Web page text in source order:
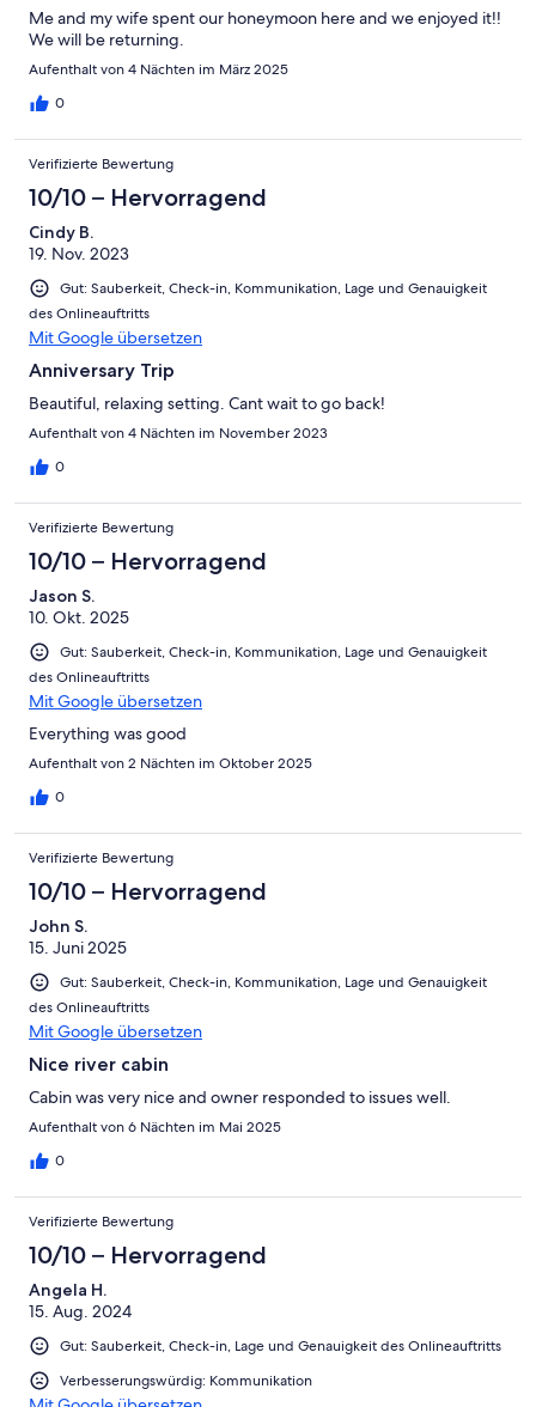
Me and my wife spent our honeymoon here and we enjoyed it!!
We will be returning.
Aufenthalt von 4 Nächten im März 2025
0
Verifizierte Bewertung
10/10 – Hervorragend
Cindy B.
19. Nov. 2023
Gut: Sauberkeit, Check-in, Kommunikation, Lage und Genauigkeit
des Onlineauftritts
Mit Google übersetzen
Anniversary Trip
Beautiful, relaxing setting. Cant wait to go back!
Aufenthalt von 4 Nächten im November 2023
0
Verifizierte Bewertung
10/10 – Hervorragend
Jason S.
10. Okt. 2025
Gut: Sauberkeit, Check-in, Kommunikation, Lage und Genauigkeit
des Onlineauftritts
Mit Google übersetzen
Everything was good
Aufenthalt von 2 Nächten im Oktober 2025
0
Verifizierte Bewertung
10/10 – Hervorragend
John S.
15. Juni 2025
Gut: Sauberkeit, Check-in, Kommunikation, Lage und Genauigkeit
des Onlineauftritts
Mit Google übersetzen
Nice river cabin
Cabin was very nice and owner responded to issues well.
Aufenthalt von 6 Nächten im Mai 2025
0
Verifizierte Bewertung
10/10 – Hervorragend
Angela H.
15. Aug. 2024
Gut: Sauberkeit, Check-in, Lage und Genauigkeit des Onlineauftritts
Verbesserungswürdig: Kommunikation